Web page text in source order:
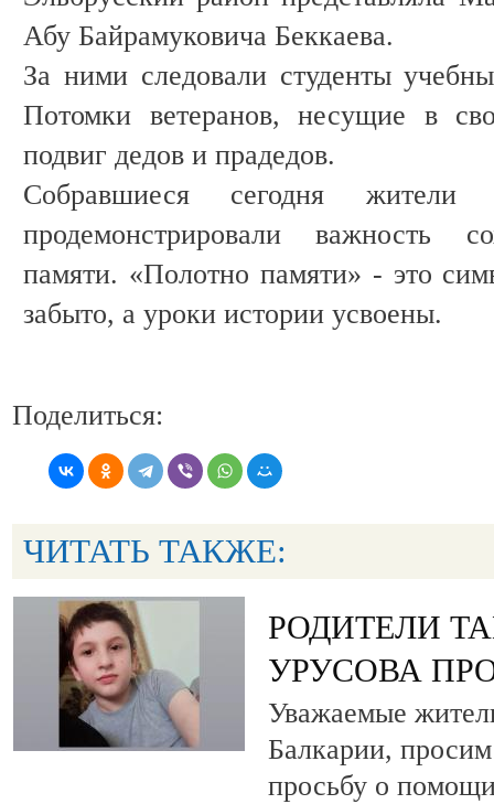
Абу Байрамуковича Беккаева.
За ними следовали студенты
Потомки ветеранов, несущие в
подвиг дедов и прадедов.
Собравшиеся сегодня
продемонстрировали важность
памяти. «Полотно памяти» - это
забыто, а уроки истории усвоены.
Поделиться:
ЧИТАТЬ ТАКЖЕ:
РОДИТЕЛИ
УРУСОВА
Уважаемые
Балкарии,
просьбу о